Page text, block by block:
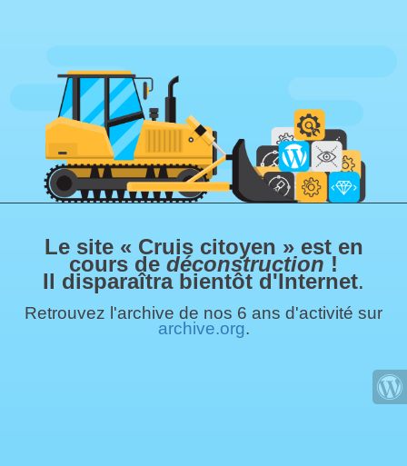
Le site « Cruis citoyen » est en
cours de déconstruction !
Il disparaîtra bientôt d'Internet.
Retrouvez l'archive de nos 6 ans d'activité sur
archive.org.